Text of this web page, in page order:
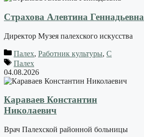
Страхова Алевтина Геннадьевна
Директор Музея палехского искусства
Палех, Работник культуры, С
Палех
04.08.2026
Караваев Константин
Николаевич
Врач Палехской районной больницы